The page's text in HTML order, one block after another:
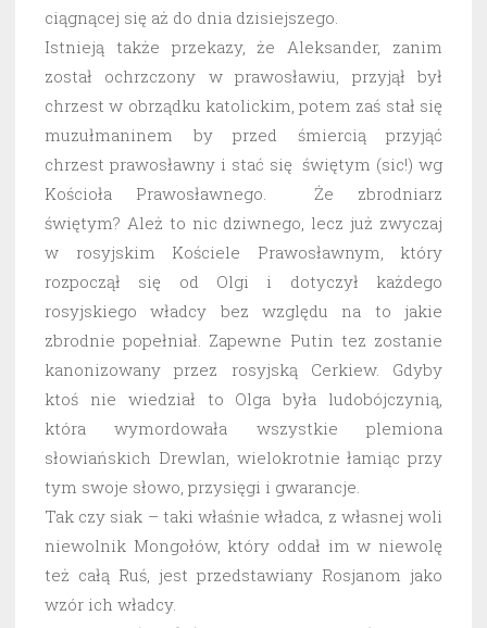
ciągnącej się aż do dnia dzisiejszego.
Istnieją także przekazy, że Aleksander, zanim
został ochrzczony w prawosławiu, przyjął był
chrzest w obrządku katolickim, potem zaś stał się
muzułmaninem by przed śmiercią przyjąć
chrzest prawosławny i stać się świętym (sic!) wg
Kościoła Prawosławnego. Że zbrodniarz
świętym? Ależ to nic dziwnego, lecz już zwyczaj
w rosyjskim Kościele Prawosławnym, który
rozpoczął się od Olgi i dotyczył każdego
rosyjskiego władcy bez względu na to jakie
zbrodnie popełniał. Zapewne Putin tez zostanie
kanonizowany przez rosyjską Cerkiew. Gdyby
ktoś nie wiedział to Olga była ludobójczynią,
która wymordowała wszystkie plemiona
słowiańskich Drewlan, wielokrotnie łamiąc przy
tym swoje słowo, przysięgi i gwarancje.
Tak czy siak – taki właśnie władca, z własnej woli
niewolnik Mongołów, który oddał im w niewolę
też całą Ruś, jest przedstawiany Rosjanom jako
wzór ich władcy.